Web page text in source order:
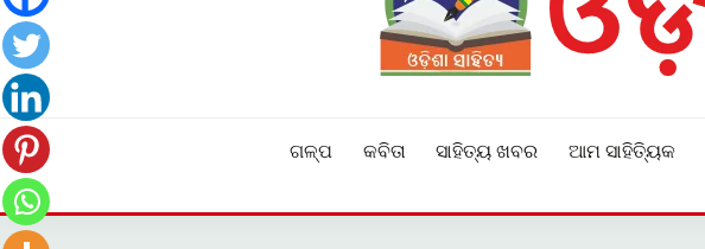
ଗଳ୍ପ କବିତା ସାହିତ୍ୟ ଖବର ଆମ ସାହିତ୍ୟିକ